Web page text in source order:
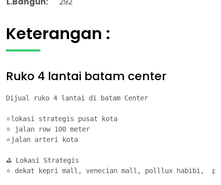
Keterangan :
Ruko 4 lantai batam center
Dijual ruko 4 lantai di batam Center
⭐lokasi strategis pusat kota
⭐ jalan row 100 meter
⭐jalan arteri kota
⛳ Lokasi Strategis
⭐ dekat kepri mall, venecian mall, polllux habibi,